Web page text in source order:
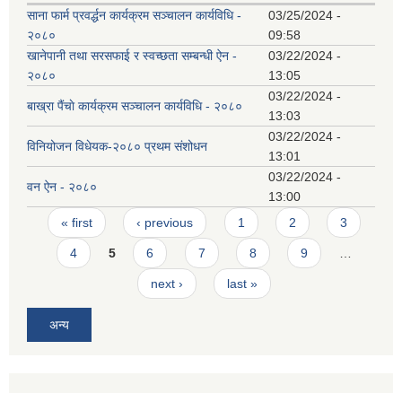
साना फार्म प्रवर्द्धन कार्यक्रम सञ्चालन कार्यविधि -
२०८०
03/25/2024 -
09:58
खानेपानी तथा सरसफाई र स्वच्छता सम्बन्धी ऐन -
२०८०
03/22/2024 -
13:05
बाख्रा पैंचाे कार्यक्रम स‌‌ञ्चालन कार्यविधि - २०८०
03/22/2024 -
13:03
विनियोजन विधेयक-२०८० प्रथम संशोधन
03/22/2024 -
13:01
वन ऐन - २०८०
03/22/2024 -
13:00
Pages
« first ‹ previous 1 2 3
4 5 6 7 8 9
next › last »
अन्य